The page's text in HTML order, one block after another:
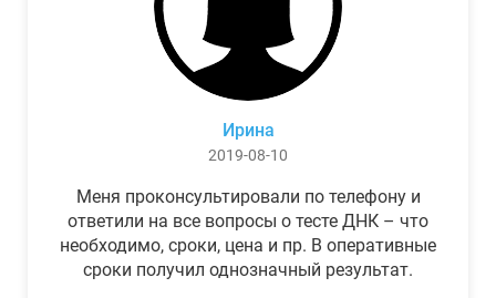
Ирина
2019-08-10
Меня проконсультировали по телефону и
ответили на все вопросы о тесте ДНК – что
необходимо, сроки, цена и пр. В оперативные
сроки получил однозначный результат.